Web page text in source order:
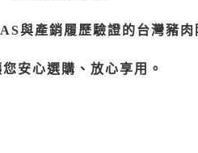
與產銷履歷驗證的台灣豬肉
安心選購、放心享用。